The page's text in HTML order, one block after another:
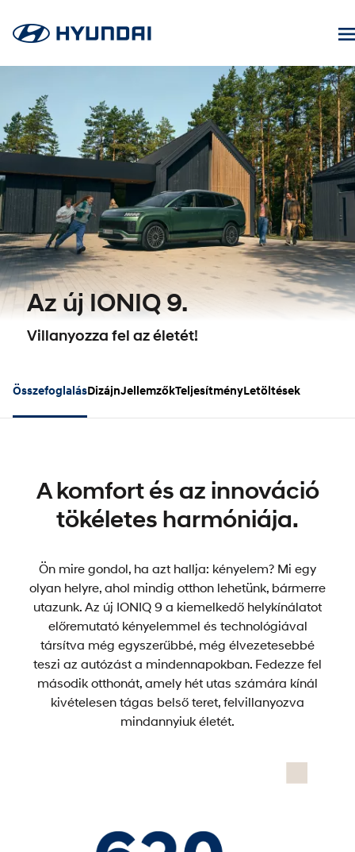
tartalomhoz
Az új IONIQ 9.
Villanyozza fel az életét!
ÖsszefoglalásDizájnJellemzőkTeljesítményLetöltések
A komfort és az innováció
tökéletes harmóniája.
Ön mire gondol, ha azt hallja: kényelem? Mi egy
olyan helyre, ahol mindig otthon lehetünk, bármerre
utazunk. Az új IONIQ 9 a kiemelkedő helykínálatot
előremutató kényelemmel és technológiával
társítva még egyszerűbbé, még élvezetesebbé
teszi az autózást a mindennapokban. Fedezze fel
második otthonát, amely hét utas számára kínál
kivételesen tágas belső teret, felvillanyozva
mindannyiuk életét.